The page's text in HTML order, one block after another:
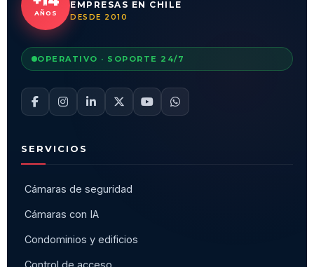
AÑOS
EMPRESAS EN CHILE
DESDE 2010
OPERATIVO · SOPORTE 24/7
SERVICIOS
Cámaras de seguridad
Cámaras con IA
Condominios y edificios
Control de acceso